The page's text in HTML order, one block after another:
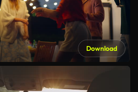
Download